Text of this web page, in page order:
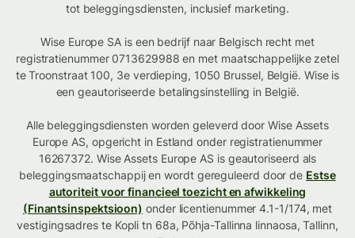
tot beleggingsdiensten, inclusief marketing.
Wise Europe SA is een bedrijf naar Belgisch recht met
registratienummer 0713629988 en met maatschappelijke zetel
te Troonstraat 100, 3e verdieping, 1050 Brussel, België. Wise is
een geautoriseerde betalingsinstelling in België.
Alle beleggingsdiensten worden geleverd door Wise Assets
Europe AS, opgericht in Estland onder registratienummer
16267372. Wise Assets Europe AS is geautoriseerd als
beleggingsmaatschappij en wordt gereguleerd door de Estse
autoriteit voor financieel toezicht en afwikkeling
(Finantsinspektsioon) onder licentienummer 4.1-1/174, met
vestigingsadres te Kopli tn 68a, Põhja-Tallinna linnaosa, Tallinn,